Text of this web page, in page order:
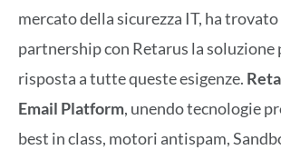
mercato della sicurezza IT, ha
partnership con Retarus la soluzione
risposta a tutte queste esigenze.
Email Platform, unendo tecnologie
best in class, motori antispam,